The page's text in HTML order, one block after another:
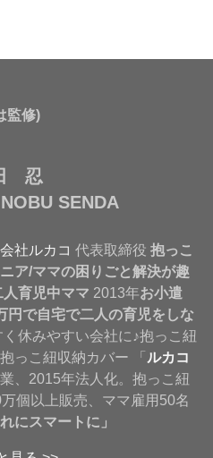
監修)
忍
SENDA
社ルカコ 代表取締役抱っこ
ア/ママの困りごと解決が趣
人育児中ママ 2013年お小遣
円で自宅で二人の育児をしな
休みやすい会社に♪抱っこ紐
っこ紐収納カバー 「ルカコ
、2015年法人化。抱っこ紐
個以上販売、ママ雇用50名
にスマートに」